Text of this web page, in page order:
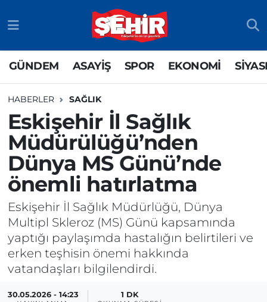
GÜNDEM ASAYİŞ SPOR EKONOMİ
HABERLER SAĞLIK
Eskişehir İl Sağlık
Müdürülüğü’nden
Dünya MS Günü’nde
önemli hatırlatma
Eskişehir İl Sağlık Müdürlüğü, Dünya
Multipl Skleroz (MS) Günü kapsamında
yaptığı paylaşımda hastalığın belirtileri ve
erken teşhisin önemi hakkında
vatandaşları bilgilendirdi.
30.05.2026 - 14:23 1 DK
SPOR
EKONOMİ
SİYASET
SİYASET
SPOR
EKONOMİ
SAĞLIK
TEKNOLOJİ
Eskişehir Nöbetçi Eczaneler
Eskişehir Hava Durumu
Eskişehir Namaz Vakitleri
Eskişehir Trafik Yoğunluk Haritası
TFF 3.Lig 4.Grup Puan Durumu ve Fikstür
Son Dakika Haberleri
Haber Arşivi